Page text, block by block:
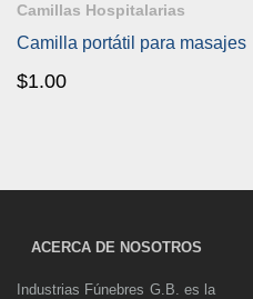
Camillas Hospitalarias
Camilla portátil para masajes
$1.00
ACERCA DE NOSOTROS
Industrias Fúnebres G.B. es la